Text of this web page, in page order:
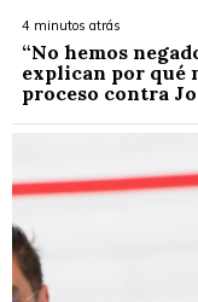
4 minutos atrás
“No hemos
explican por qué
proceso contra